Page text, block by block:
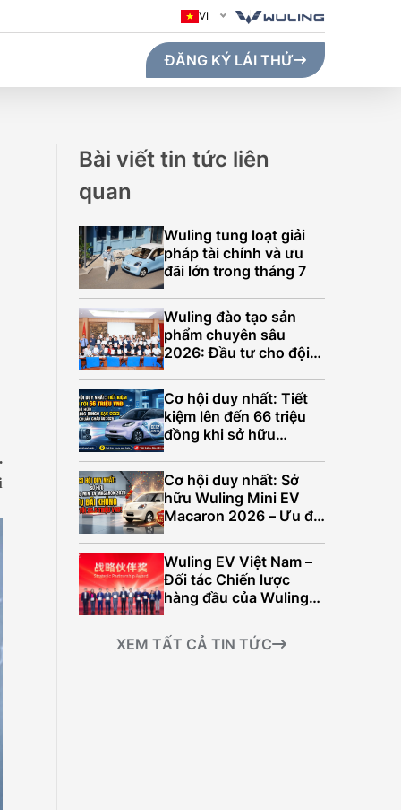
VI
ĐĂNG KÝ LÁI THỬ
MAX (410KM)
Bài viết tin tức liên
quan
Wuling tung loạt giải
pháp tài chính và ưu
đãi lớn trong tháng 7
Wuling đào tạo sản
phẩm chuyên sâu
2026: Đầu tư cho đội
ngũ, nâng tầm trải
nghiệm khách hàng
Cơ hội duy nhất: Tiết
kiệm lên đến 66 triệu
đồng khi sở hữu
Wuling Bingo sạc
CCS2 tiêu chuẩn Châu
Âu năm 2026
Cơ hội duy nhất: Sở
hữu Wuling Mini EV
Macaron 2026 – Ưu đãi
Khủng lên đến 25,5
triệu đồng!
Wuling EV Việt Nam –
Đối tác Chiến lược
hàng đầu của Wuling
tại Châu Á
XEM TẤT CẢ TIN TỨC